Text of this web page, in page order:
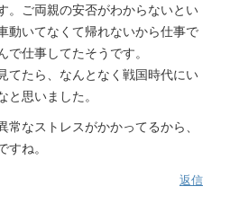
。ご両親の安否がわからないとい
動いてなくて帰れないから仕事で
で仕事してたそうです。
てたら、なんとなく戦国時代にい
と思いました。
常なストレスがかかってるから、
すね。
返信